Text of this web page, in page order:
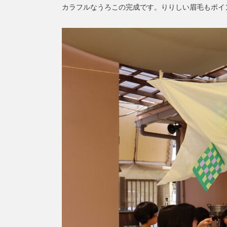
カラフルなうろこの完成です。りりしい眉毛もポイ